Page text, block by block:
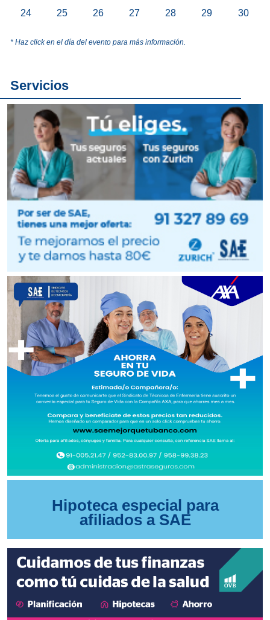
24 25 26 27 28 29 30
* Haz click en el día del evento para más información.
Servicios
Hipoteca especial para
afiliados a SAE